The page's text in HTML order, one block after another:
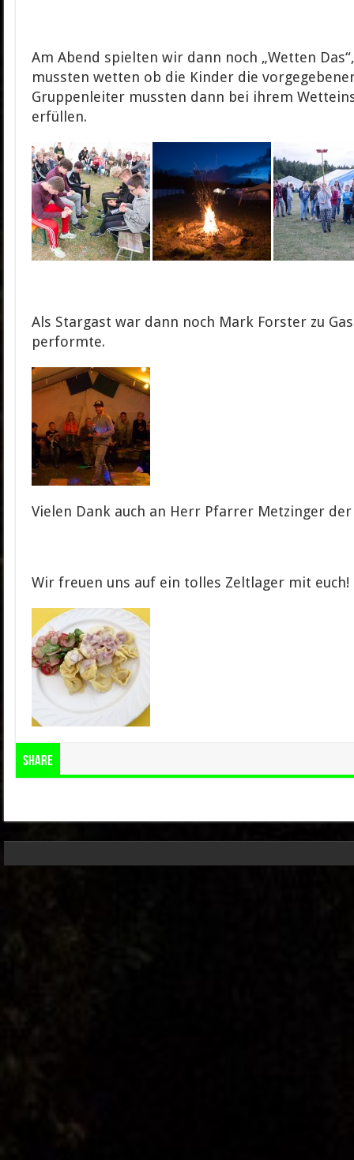
Am Abend spielten wir dann noch „Wetten
mussten wetten ob die Kinder die
Gruppenleiter mussten dann bei ihrem
erfüllen.
Als Stargast war dann noch Mark Forster zu
performte.
Vielen Dank auch an Herr Pfarrer Metzinger
Wir freuen uns auf ein tolles Zeltlager mit euch!
Share